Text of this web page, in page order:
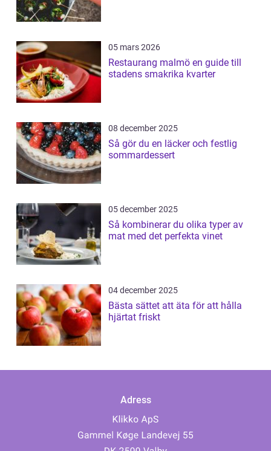
05 mars 2026
Restaurang malmö en guide till
stadens smakrika kvarter
08 december 2025
Så gör du en läcker och festlig
sommardessert
05 december 2025
Så kombinerar du olika typer av
mat med det perfekta vinet
04 december 2025
Bästa sättet att äta för att hålla
hjärtat friskt
Adress